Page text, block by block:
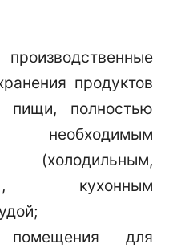
продуктов
пищи, полностью
(холодильным,
кухонным
помещения для